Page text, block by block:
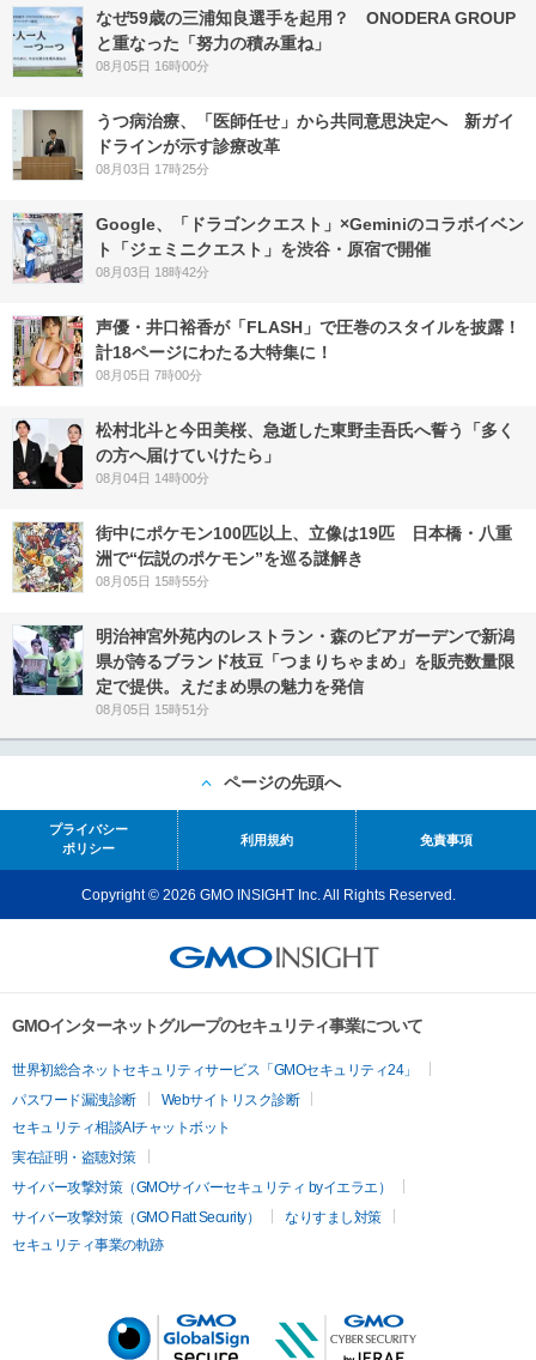
なぜ59歳の三浦知良選手を起用？ ONODERA GROUP
と重なった「努力の積み重ね」
08月05日 16時00分
うつ病治療、「医師任せ」から共同意思決定へ 新ガイ
ドラインが示す診療改革
08月03日 17時25分
Google、「ドラゴンクエスト」×Geminiのコラボイベン
ト「ジェミニクエスト」を渋谷・原宿で開催
08月03日 18時42分
声優・井口裕香が「FLASH」で圧巻のスタイルを披露！
計18ページにわたる大特集に！
08月05日 7時00分
松村北斗と今田美桜、急逝した東野圭吾氏へ誓う「多く
の方へ届けていけたら」
08月04日 14時00分
街中にポケモン100匹以上、立像は19匹 日本橋・八重
洲で“伝説のポケモン”を巡る謎解き
08月05日 15時55分
明治神宮外苑内のレストラン・森のビアガーデンで新潟
県が誇るブランド枝豆「つまりちゃまめ」を販売数量限
定で提供。えだまめ県の魅力を発信
08月05日 15時51分
ページの先頭へ
プライバシー
ポリシー
利用規約 免責事項
Copyright © 2026 GMO INSIGHT Inc. All Rights Reserved.
GMOインターネットグループのセキュリティ事業について
世界初総合ネットセキュリティサービス「GMOセキュリティ24」
パスワード漏洩診断
Webサイトリスク診断
セキュリティ相談AIチャットボット
実在証明・盗聴対策
サイバー攻撃対策（GMOサイバーセキュリティ byイエラエ）
サイバー攻撃対策（GMO Flatt Security）
なりすまし対策
セキュリティ事業の軌跡